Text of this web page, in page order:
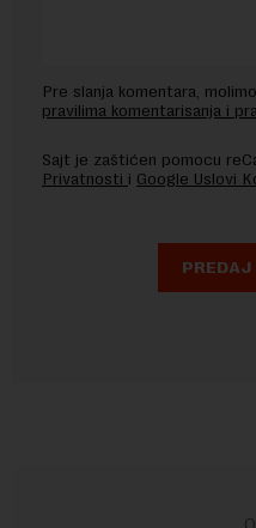
Pre slanja komentara,
pravilima komentarisanja i
Sajt je zaštićen pomocu
Privatnosti i Google Uslovi